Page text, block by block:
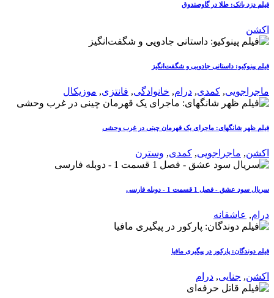
فیلم دزد بانک: طلا در گاوصندوق
اکشن
فیلم پینوکیو: داستانی جادویی و شگفت‌انگیز
ماجراجویی, کمدی, درام, خانوادگی, فانتزی, موزیکال
فیلم ظهر شانگهای: ماجرای یک قهرمان چینی در غرب وحشی
اکشن, ماجراجویی, کمدی, وسترن
سریال سود عشق - فصل 1 قسمت 1 - دوبله فارسی
درام, عاشقانه
فیلم دوندگان: پارکور در پیگیری مافیا
اکشن, جنایی, درام